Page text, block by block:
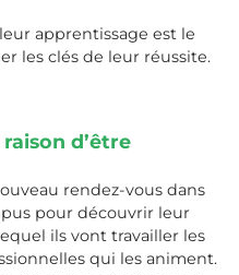
apprentissage est le
les clés de leur réussite.
d’être
rendez-vous dans
pour découvrir leur
ils vont travailler les
qui les animent.